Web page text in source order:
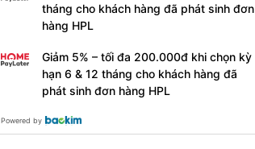
tháng cho khách hàng đã phát sinh đơn
hàng HPL
Giảm 5% – tối đa 200.000đ khi chọn kỳ
hạn 6 & 12 tháng cho khách hàng đã
phát sinh đơn hàng HPL
Powered by